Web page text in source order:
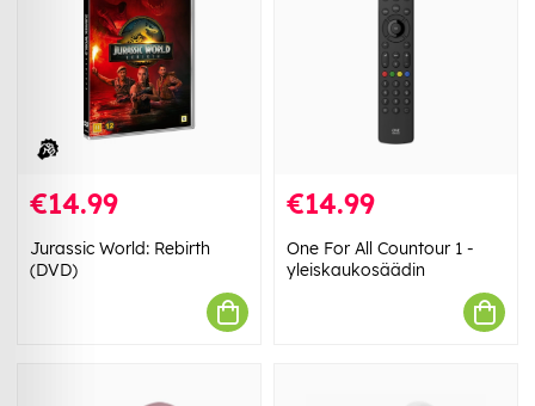
€14.99
Jurassic World: Rebirth
(DVD)
€14.99
One For All Countour 1 -
yleiskaukosäädin